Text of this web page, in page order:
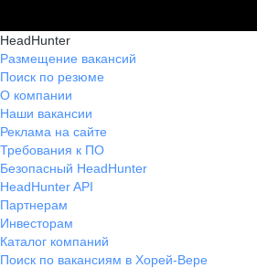
HeadHunter
Размещение вакансий
Поиск по резюме
О компании
Наши вакансии
Реклама на сайте
Требования к ПО
Безопасный HeadHunter
HeadHunter API
Партнерам
Инвесторам
Каталог компаний
Поиск по вакансиям в Хорей-Вере